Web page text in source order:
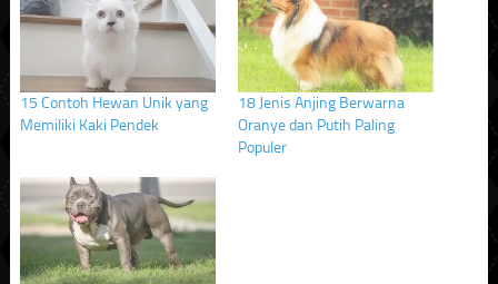
new
window)
new
window)
new
window)
15 Contoh Hewan Unik yang
Memiliki Kaki Pendek
18 Jenis Anjing Berwarna
Oranye dan Putih Paling
Populer